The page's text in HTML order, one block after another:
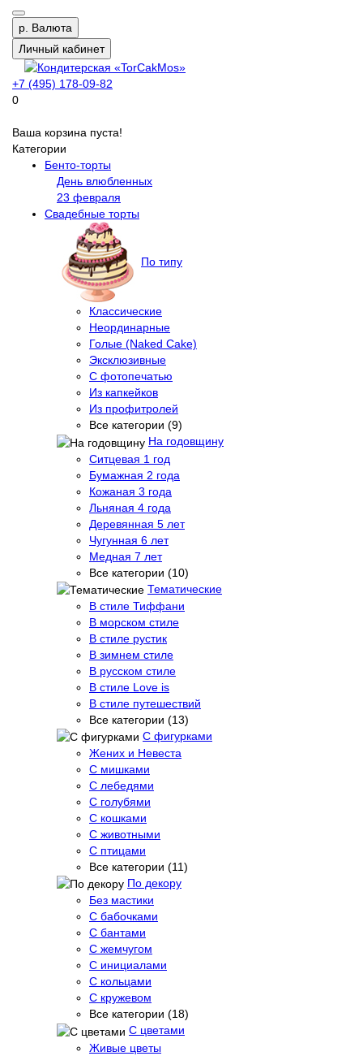
р. Валюта
Личный кабинет
+7 (495) 178-09-82
0
Ваша корзина пуста!
Категории
Бенто-торты
День влюбленных
23 февраля
Свадебные торты
По типу
Классические
Неординарные
Голые (Naked Cake)
Эксклюзивные
С фотопечатью
Из капкейков
Из профитролей
Все категории (9)
На годовщину
Ситцевая 1 год
Бумажная 2 года
Кожаная 3 года
Льняная 4 года
Деревянная 5 лет
Чугунная 6 лет
Медная 7 лет
Все категории (10)
Тематические
В стиле Тиффани
В морском стиле
В стиле рустик
В зимнем стиле
В русском стиле
В стиле Love is
В стиле путешествий
Все категории (13)
С фигурками
Жених и Невеста
С мишками
С лебедями
С голубями
С кошками
С животными
С птицами
Все категории (11)
По декору
Без мастики
С бабочками
С бантами
С жемчугом
С инициалами
С кольцами
С кружевом
Все категории (18)
С цветами
Живые цветы